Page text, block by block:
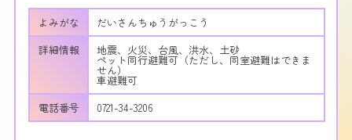
よみがな
だいさんちゅうがっこう
詳細情報
地震、火災、台風、洪水、土砂
ペット同行避難可（ただし、同室避難はできま
せん）
車避難可
電話番号
0721-34-3206